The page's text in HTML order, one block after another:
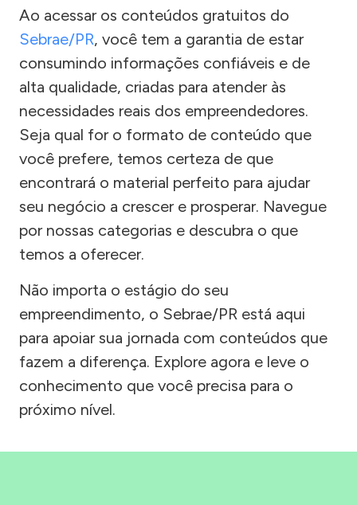
Ao acessar os conteúdos gratuitos do
Sebrae/PR, você tem a garantia de estar
consumindo informações confiáveis e de
alta qualidade, criadas para atender às
necessidades reais dos empreendedores.
Seja qual for o formato de conteúdo que
você prefere, temos certeza de que
encontrará o material perfeito para ajudar
seu negócio a crescer e prosperar. Navegue
por nossas categorias e descubra o que
temos a oferecer.
Não importa o estágio do seu
empreendimento, o Sebrae/PR está aqui
para apoiar sua jornada com conteúdos que
fazem a diferença. Explore agora e leve o
conhecimento que você precisa para o
próximo nível.